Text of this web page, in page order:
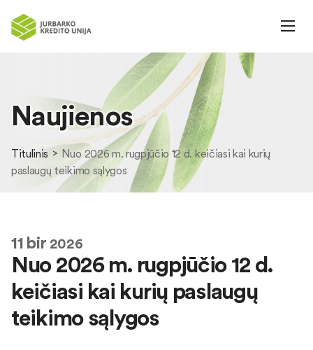
Naujienos
Titulinis
Nuo 2026 m. rugpjūčio 12 d. keičiasi kai kurių
paslaugų teikimo sąlygos
11bir 2026
Nuo 2026 m. rugpjūčio 12 d.
keičiasi kai kurių paslaugų
teikimo sąlygos